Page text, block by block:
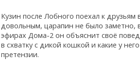
Кузин после Лобного поехал к друзьям
довольным, царапин не было заметно,
эфирах Дома-2 он объяснит своё
в схватку с дикой кошкой и какие у
претензии.